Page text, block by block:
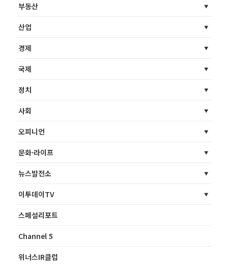
부동산
산업
경제
국제
정치
사회
오피니언
문화·라이프
뉴스발전소
이투데이TV
스페셜리포트
Channel 5
위너스IR클럽